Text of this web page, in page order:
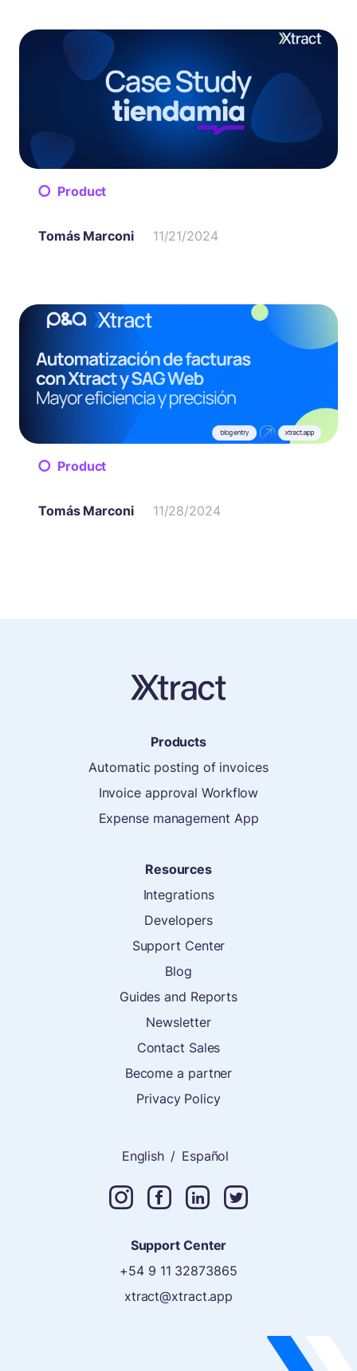
Product
Tomás Marconi 11/21/2024
Product
Tomás Marconi 11/28/2024
Products
Automatic posting of invoices
Invoice approval Workflow
Expense management App
Resources
Integrations
Developers
Support Center
Blog
Guides and Reports
Newsletter
Contact Sales
Become a partner
Privacy Policy
English / Español
Support Center
+54 9 11 32873865
xtract@xtract.app